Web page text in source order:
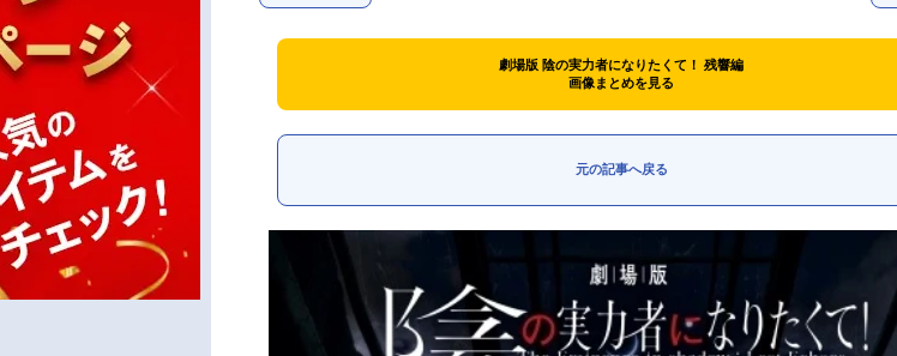
劇場版 陰の実力者になりたくて！ 残響編
画像まとめを見る
元の記事へ戻る